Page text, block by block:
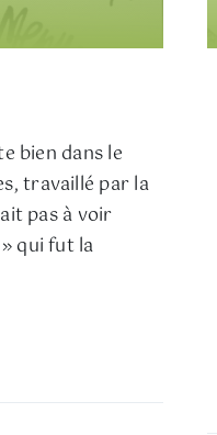
bien dans le
travaillé par la
pas à voir
qui fut la